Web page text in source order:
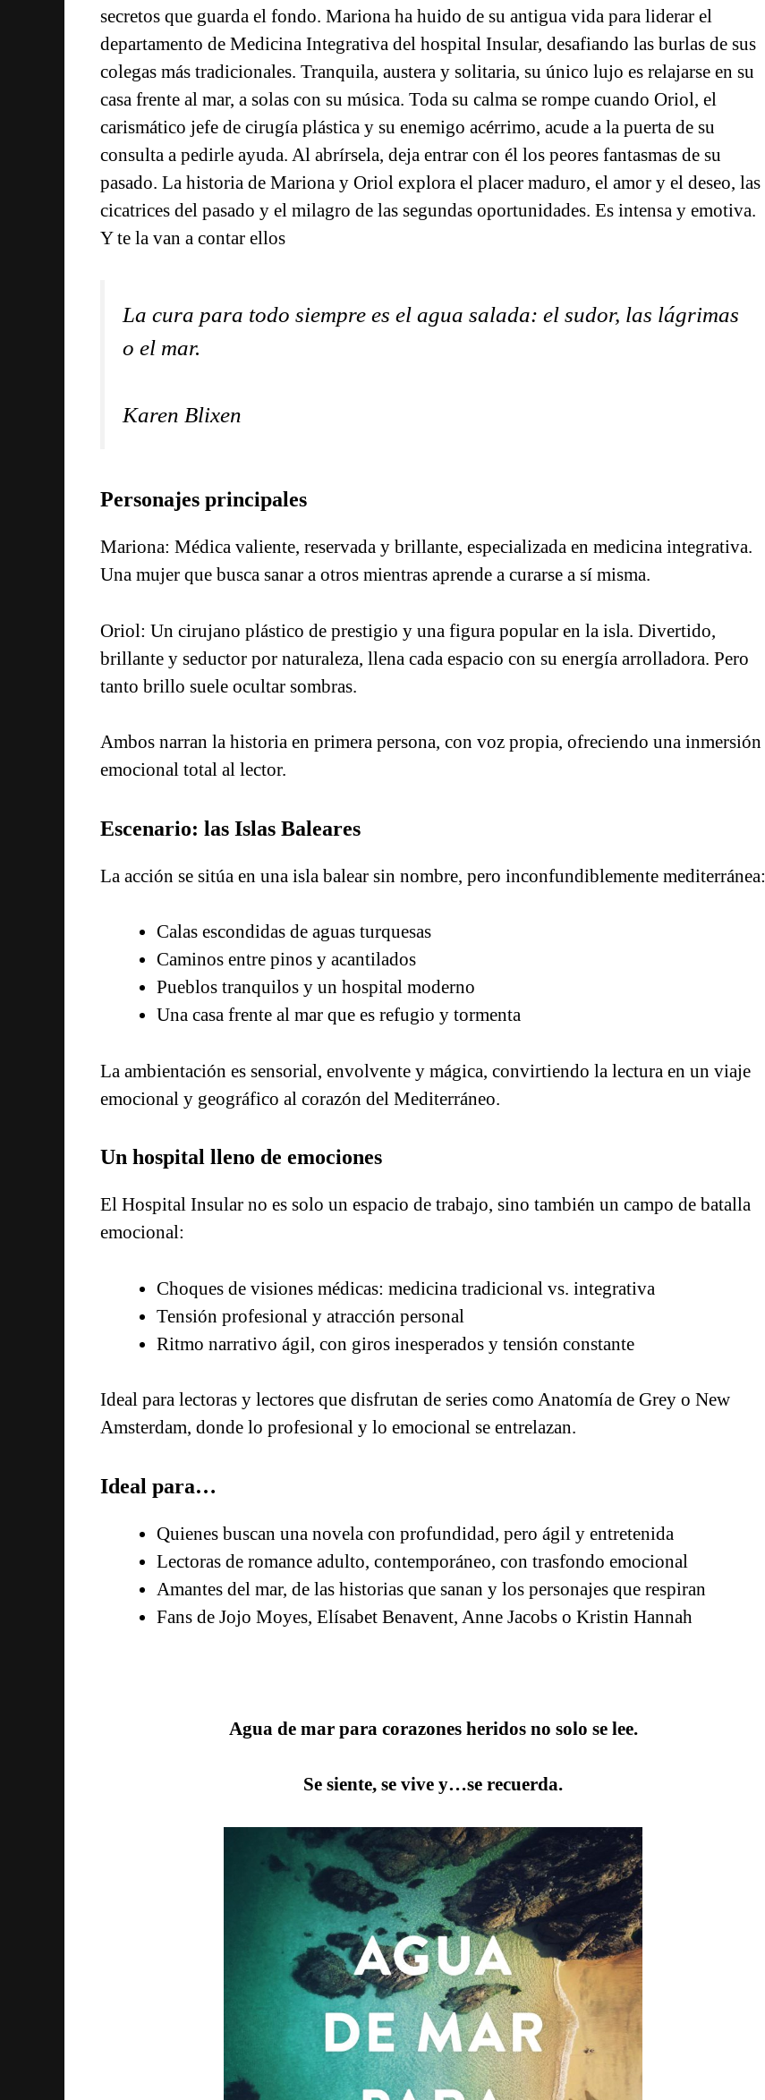
secretos que guarda el fondo. Mariona ha huido de su antigua vida para liderar el
departamento de Medicina Integrativa del hospital Insular, desafiando las burlas de sus
colegas más tradicionales. Tranquila, austera y solitaria, su único lujo es relajarse en su
casa frente al mar, a solas con su música. Toda su calma se rompe cuando Oriol, el
carismático jefe de cirugía plástica y su enemigo acérrimo, acude a la puerta de su
consulta a pedirle ayuda. Al abrírsela, deja entrar con él los peores fantasmas de su
pasado. La historia de Mariona y Oriol explora el placer maduro, el amor y el deseo, las
cicatrices del pasado y el milagro de las segundas oportunidades. Es intensa y emotiva.
Y te la van a contar ellos
La cura para todo siempre es el agua salada: el sudor, las lágrimas
o el mar.
Karen Blixen
Personajes principales
Mariona: Médica valiente, reservada y brillante, especializada en medicina integrativa.
Una mujer que busca sanar a otros mientras aprende a curarse a sí misma.
Oriol: Un cirujano plástico de prestigio y una figura popular en la isla. Divertido,
brillante y seductor por naturaleza, llena cada espacio con su energía arrolladora. Pero
tanto brillo suele ocultar sombras.
Ambos narran la historia en primera persona, con voz propia, ofreciendo una inmersión
emocional total al lector.
Escenario: las Islas Baleares
La acción se sitúa en una isla balear sin nombre, pero inconfundiblemente mediterránea:
Calas escondidas de aguas turquesas
Caminos entre pinos y acantilados
Pueblos tranquilos y un hospital moderno
Una casa frente al mar que es refugio y tormenta
La ambientación es sensorial, envolvente y mágica, convirtiendo la lectura en un viaje
emocional y geográfico al corazón del Mediterráneo.
Un hospital lleno de emociones
El Hospital Insular no es solo un espacio de trabajo, sino también un campo de batalla
emocional:
Choques de visiones médicas: medicina tradicional vs. integrativa
Tensión profesional y atracción personal
Ritmo narrativo ágil, con giros inesperados y tensión constante
Ideal para lectoras y lectores que disfrutan de series como Anatomía de Grey o New
Amsterdam, donde lo profesional y lo emocional se entrelazan.
Ideal para…
Quienes buscan una novela con profundidad, pero ágil y entretenida
Lectoras de romance adulto, contemporáneo, con trasfondo emocional
Amantes del mar, de las historias que sanan y los personajes que respiran
Fans de Jojo Moyes, Elísabet Benavent, Anne Jacobs o Kristin Hannah
Agua de mar para corazones heridos no solo se lee.
Se siente, se vive y…se recuerda.